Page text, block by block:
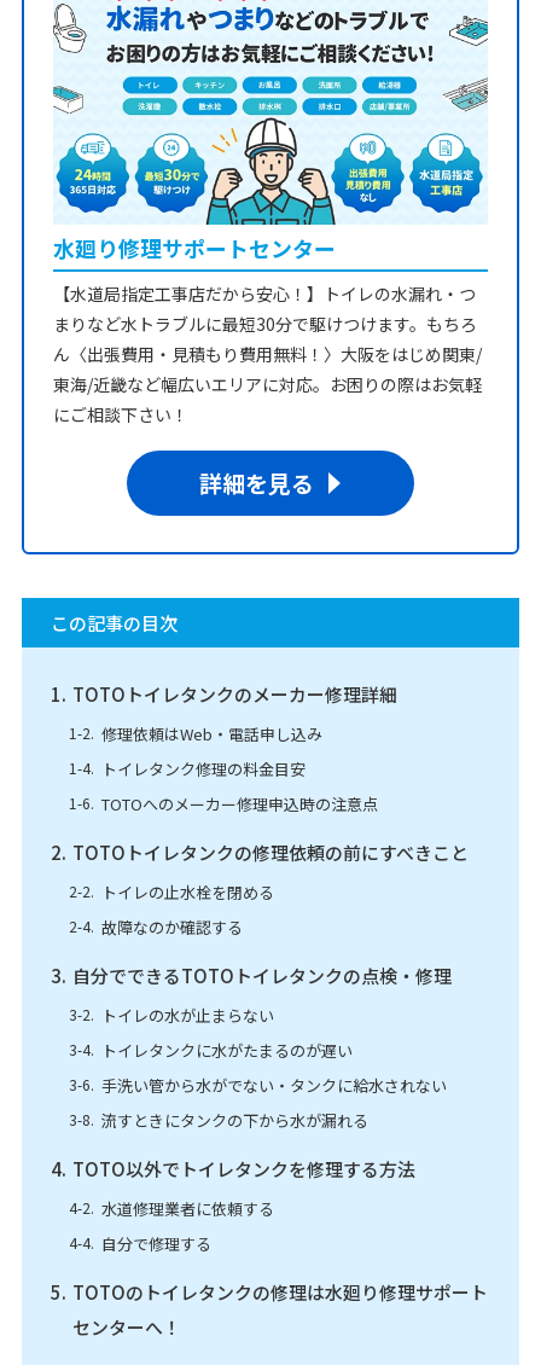
水廻り修理サポートセンター
【水道局指定工事店だから安心！】トイレの水漏れ・つ
まりなど水トラブルに最短30分で駆けつけます。もちろ
ん〈出張費用・見積もり費用無料！〉大阪をはじめ関東/
東海/近畿など幅広いエリアに対応。お困りの際はお気軽
にご相談下さい！
詳細を見る
この記事の目次
TOTOトイレタンクのメーカー修理詳細
修理依頼はWeb・電話申し込み
トイレタンク修理の料金目安
TOTOへのメーカー修理申込時の注意点
TOTOトイレタンクの修理依頼の前にすべきこと
トイレの止水栓を閉める
故障なのか確認する
自分でできるTOTOトイレタンクの点検・修理
トイレの水が止まらない
トイレタンクに水がたまるのが遅い
手洗い管から水がでない・タンクに給水されない
流すときにタンクの下から水が漏れる
TOTO以外でトイレタンクを修理する方法
水道修理業者に依頼する
自分で修理する
TOTOのトイレタンクの修理は水廻り修理サポート
センターへ！